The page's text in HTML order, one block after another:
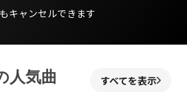
キャンセルできます
人気曲 すべてを表示